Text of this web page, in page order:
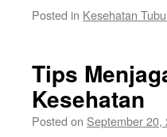
Posted in Kesehatan
Tips
Kesehatan
Posted on September 20,